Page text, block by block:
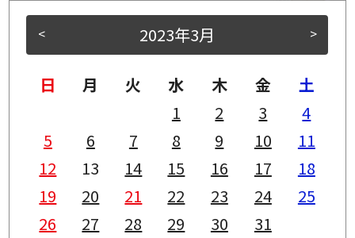
< >
2023年3月
日 月 火 水 木 金
土
1
2 3
4
5
6 7 8 9 10
11
12
13 14 15 16 17
18
19
20 21 22 23 24
25
26
27 28 29 30 31